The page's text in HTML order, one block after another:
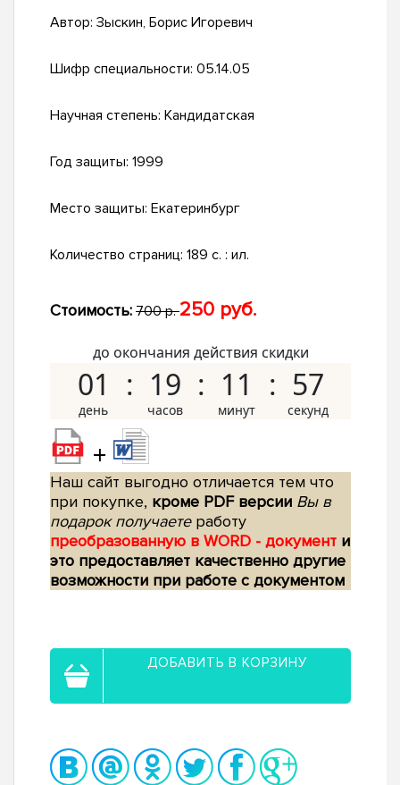
Автор: Зыскин, Борис Игоревич
Шифр специальности: 05.14.05
Научная степень: Кандидатская
Год защиты: 1999
Место защиты: Екатеринбург
Количество страниц: 189 с. : ил.
Стоимость: 700 р.250 руб.
до окончания действия скидки
01 19 11 56
+
Наш сайт выгодно отличается тем что
при покупке, кроме PDF версии Вы в
подарок получаетеработу
преобразованную в WORD - документ и
это предоставляет качественно другие
возможности при работе с документом
ДОБАВИТЬ В КОРЗИНУ